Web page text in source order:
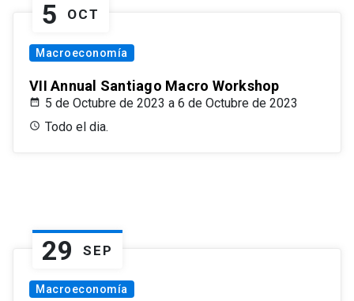
5 OCT
Macroeconomía
VII Annual Santiago Macro Workshop
5 de Octubre de 2023 a 6 de Octubre de 2023
Todo el dia.
29 SEP
Macroeconomía